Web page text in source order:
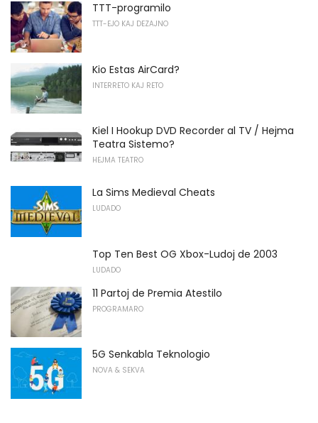
TTT-programilo
TTT-EJO KAJ DEZAJNO
Kio Estas AirCard?
INTERRETO KAJ RETO
Kiel I Hookup DVD Recorder al TV / Hejma
Teatra Sistemo?
HEJMA TEATRO
La Sims Medieval Cheats
LUDADO
Top Ten Best OG Xbox-Ludoj de 2003
LUDADO
11 Partoj de Premia Atestilo
PROGRAMARO
5G Senkabla Teknologio
NOVA & SEKVA